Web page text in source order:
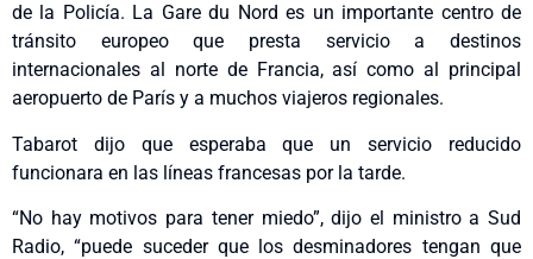
de la Policía. La Gare du Nord es un importante centro de
tránsito europeo que presta servicio a destinos
internacionales al norte de Francia, así como al principal
aeropuerto de París y a muchos viajeros regionales.
Tabarot dijo que esperaba que un servicio reducido
funcionara en las líneas francesas por la tarde.
“No hay motivos para tener miedo”, dijo el ministro a Sud
Radio, “puede suceder que los desminadores tengan que